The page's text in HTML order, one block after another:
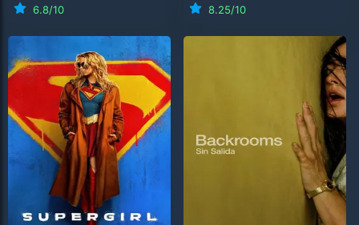
6.8/10
8.25/10